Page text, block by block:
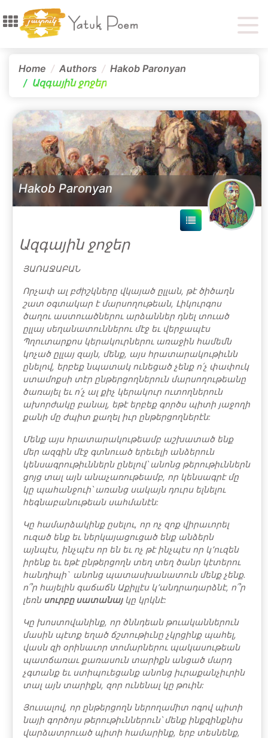
Home Authors
Hakob Paronyan
Ազգային ջոջեր
Hakob Paronyan
Ազգային ջոջեր
ՅԱՌԱՋԱԲԱՆ
Որչափ ալ բժիշկները վկայած ըլլան, թէ ծիծաղն
շատ օգտակար է մար­սողութեան, Լիկուրգոս
ծաղու աստուածներու արձաններ դնել տուած
ըլլայ սե­ղանատուններու մէջ եւ վերջապէս
Պղուտարքոս կերակուրներու առաջին հա­մեմն
կոչած ըլլայ զայն, մենք, այս հրատարակութիւնն
ընելով, երբեք նպա­տակ ունեցած չենք ո՛չ փափուկ
ստամոքսի տէր ընթերցողներուն մարսողու­թեանը
ծառայել եւ ո՛չ ալ քիչ կերակուր ուտողներուն
ախորժակը բանալ, եթէ երբեք գործս պիտի յաջողի
քանի մը ժպիտ քաղել իւր ընթերցողներէն:
Մենք այս հրատարակութեամբ աշխատած ենք
մեր ազգին մէջ գտնուած երեւելի անձերուն
կենսագրութիւններն ընելով՝ անոնց թերութիւններն
ցոյց տալ այն անաչառութեամբ, որ կենսագրէ մը
կը պահանջուի՝ առանց սակայն դուրս ելնելու
հեգնաբանութեան սահմանէն:
Կը համարձակինք ըսելու, որ ոչ զոք վիրաւորել
ուզած ենք եւ ներկայա­ցուցած ենք անձերն
այնպէս, ինչպէս որ են եւ ոչ թէ ինչպէս որ կ՚ուզեն
իրենք եւ եթէ ընթերցողն տեղ տեղ ծանր կէտերու
հանդիպի` անոնց պատասխանա­տուն մենք չենք.
ո՞ր հայելին գաճաճն Աքիլլէս կ՚անդրադարձնէ, ո՞ր
լեռն սուրբը սատանայկը կրկնէ:
Կը խոստովանինք, որ ծննդեան թուականներուն
մասին պէտք եղած ճշտութիւնը չկրցինք պահել,
վասն զի օրինաւոր տոմարներու պակասութեան
պատճառաւ քառասուն տարիքն անցած մարդ
չգտանք եւ ստիպուեցանք անոնց իւրաքանչիւրին
տալ այն տարիքն, զոր ունենալ կը թուին:
Յուսալով, որ ընթերցողն ներողամիտ ոգով պիտի
նայի գործոյս թերու­թիւններուն՝ մենք ինքզինքնիս
վարձատրուած պիտի համարինք, երբ տես­նենք,